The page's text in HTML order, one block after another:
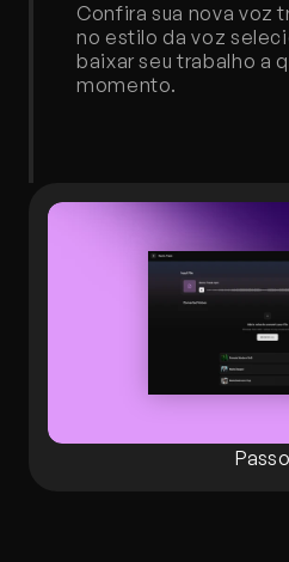
Confira sua nova voz
no estilo da voz
baixar seu trabalho a
momento.
Passo